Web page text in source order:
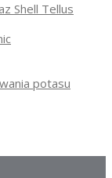
Shell Tellus
potasu